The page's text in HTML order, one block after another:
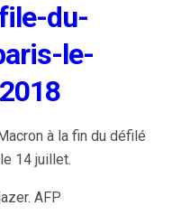
à la fin du défilé
14 juillet.
AFP